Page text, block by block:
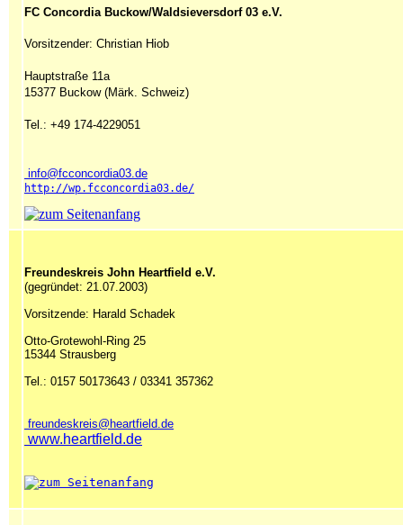
FC Concordia Buckow/Waldsieversdorf 03 e.V.
Vorsitzender: Christian Hiob
Hauptstraße 11a
15377 Buckow (Märk. Schweiz)
Tel.: +49 174-4229051
info@fcconcordia03.de
http://wp.fcconcordia03.de/
Freundeskreis John Heartfield e.V.
(gegründet: 21.07.2003)
Vorsitzende: Harald Schadek
Otto-Grotewohl-Ring 25
15344 Strausberg
Tel.: 0157 50173643 / 03341 357362
freundeskreis@heartfield.de
www.heartfield.de